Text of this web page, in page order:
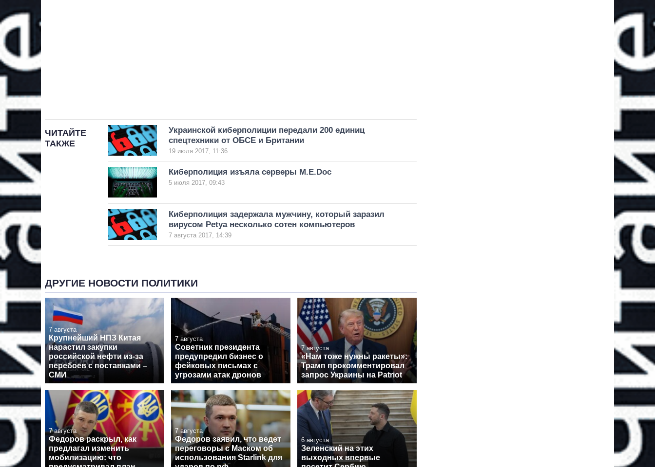
ЧИТАЙТЕ
ТАКЖЕ
Украинской киберполиции передали 200 единиц
спецтехники от ОБСЕ и Британии
19 июля 2017, 11:36
Киберполиция изъяла серверы M.E.Doc
5 июля 2017, 09:43
Киберполиция задержала мужчину, который заразил
вирусом Petya несколько сотен компьютеров
7 августа 2017, 14:39
ДРУГИЕ НОВОСТИ ПОЛИТИКИ
7 августа
Крупнейший НПЗ Китая
нарастил закупки
российской нефти из-за
перебоев с поставками –
СМИ
7 августа
Советник президента
предупредил бизнес о
фейковых письмах с
угрозами атак дронов
7 августа
«Нам тоже нужны ракеты»:
Трамп прокомментировал
запрос Украины на Patriot
7 августа
Федоров раскрыл, как
предлагал изменить
мобилизацию: что
7 августа
Федоров заявил, что ведет
переговоры с Маском об
использования Starlink для
6 августа
Зеленский на этих
выходных впервые